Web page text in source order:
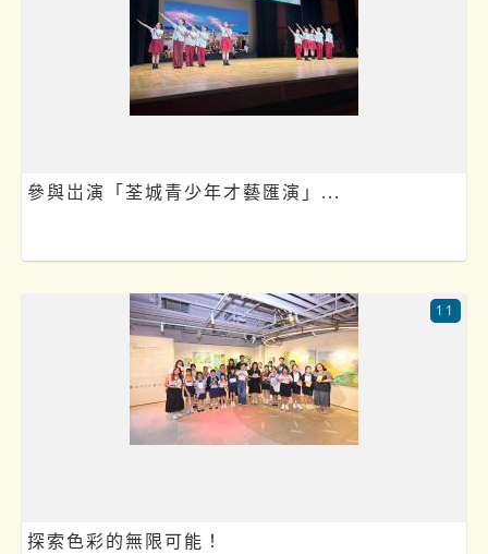
參與岀演「荃城青少年才藝匯演」...
探索色彩的無限可能！
11